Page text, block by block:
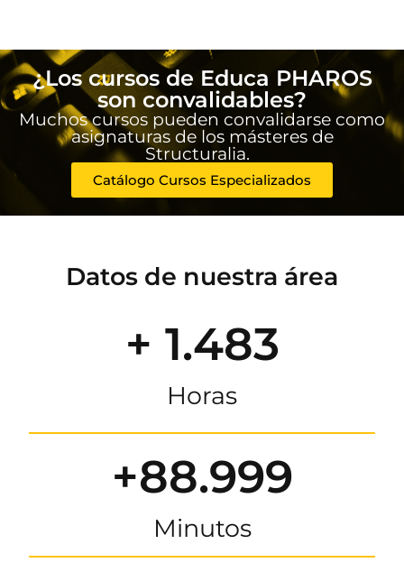
¿Los cursos de Educa PHAROS
son convalidables?
Muchos cursos pueden convalidarse como
asignaturas de los másteres de
Structuralia.
Catálogo Cursos Especializados
Datos de nuestra área
+ 1.483
Horas
+88.999
Minutos